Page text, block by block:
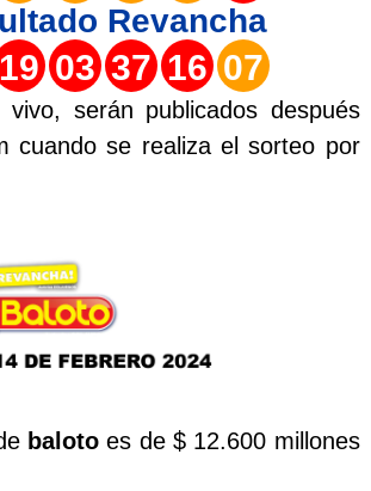
Bogotá
Risaralda
Medellín
Cauca
Boyaca
Revancha
19 03 37 16 07
vivo, serán publicados después
cuando se realiza el sorteo por
balotoes de $ 12.600 millones